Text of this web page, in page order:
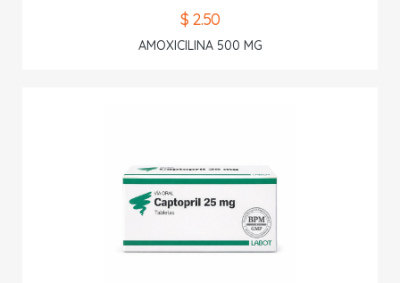
$ 2.50
AMOXICILINA 500 MG